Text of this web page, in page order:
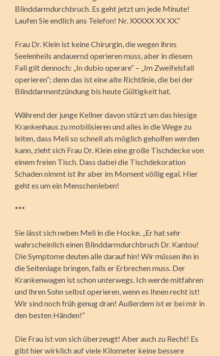
Blinddarmdurchbruch. Es geht jetzt um jede Minute!
Laufen Sie endlich ans Telefon! Nr. XXXXX XX XX.“
Frau Dr. Klein ist keine Chirurgin, die wegen ihres
Seelenheils andauernd operieren muss, aber in diesem
Fall gilt dennoch: „In dubio operare“ – „Im Zweifelsfall
operieren“; denn das ist eine alte Richtlinie, die bei der
Blinddarmentzündung bis heute Gültigkeit hat.
Während der junge Kellner davon stürzt um das hiesige
Krankenhaus zu mobilisieren und alles in die Wege zu
leiten, dass Meli so schnell als möglich geholfen werden
kann, zieht sich Frau Dr. Klein eine große Tischdecke von
einem freien Tisch. Dass dabei die Tischdekoration
Schaden nimmt ist ihr aber im Moment völlig egal. Hier
geht es um ein Menschenleben!
***
Sie lässt sich neben Meli in die Hocke. „Er hat sehr
wahrscheinlich einen Blinddarmdurchbruch Dr. Kantou!
Die Symptome deuten alle darauf hin! Wir müssen ihn in
die Seitenlage bringen, falls er Erbrechen muss. Der
Krankenwagen ist schon unterwegs. Ich werde mitfahren
und Ihren Sohn selbst operieren, wenn es Ihnen recht ist!
Wir sind noch früh genug dran! Außerdem ist er bei mir in
den besten Händen!“
Die Frau ist von sich überzeugt! Aber auch zu Recht! Es
gibt hier wirklich auf viele Kilometer keine bessere